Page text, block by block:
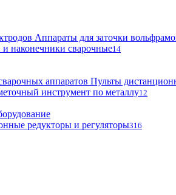
Аппараты для заточки
и наконечники сварочные14
Пульты
инструмент по металлу12
редукторы и регуляторы316